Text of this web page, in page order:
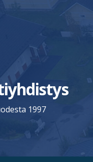
1997